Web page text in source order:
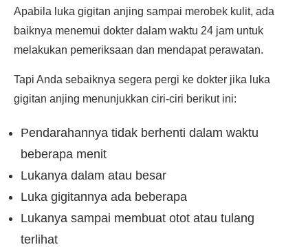
Apabila luka gigitan anjing sampai merobek kulit, ada
baiknya menemui dokter dalam waktu 24 jam untuk
melakukan pemeriksaan dan mendapat perawatan.
Tapi Anda sebaiknya segera pergi ke dokter jika luka
gigitan anjing menunjukkan ciri-ciri berikut ini:
Pendarahannya tidak berhenti dalam waktu
beberapa menit
Lukanya dalam atau besar
Luka gigitannya ada beberapa
Lukanya sampai membuat otot atau tulang
terlihat